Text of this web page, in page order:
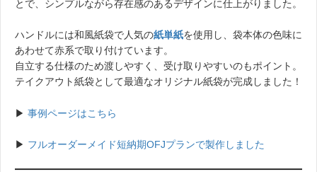
とで、シンプルながら存在感のあるデザインに仕上がりました。
ハンドルには和風紙袋で人気の紙単紙を使用し、袋本体の色味に
あわせて赤系で取り付けています。
自立する仕様のため渡しやすく、受け取りやすいのもポイント。
テイクアウト紙袋として最適なオリジナル紙袋が完成しました！
▶︎ 事例ページはこちら
▶︎ フルオーダーメイド短納期OFJプランで製作しました